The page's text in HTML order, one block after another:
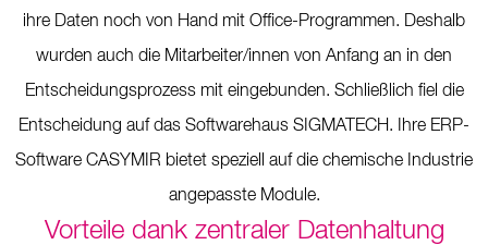
ihre Daten noch von Hand mit Office-Programmen. Deshalb
wurden auch die Mitarbeiter/innen von Anfang an in den
Entscheidungsprozess mit eingebunden. Schließlich fiel die
Entscheidung auf das Softwarehaus SIGMATECH. Ihre ERP-
Software CASYMIR bietet speziell auf die chemische Industrie
angepasste Module.
Vorteile dank zentraler Datenhaltung